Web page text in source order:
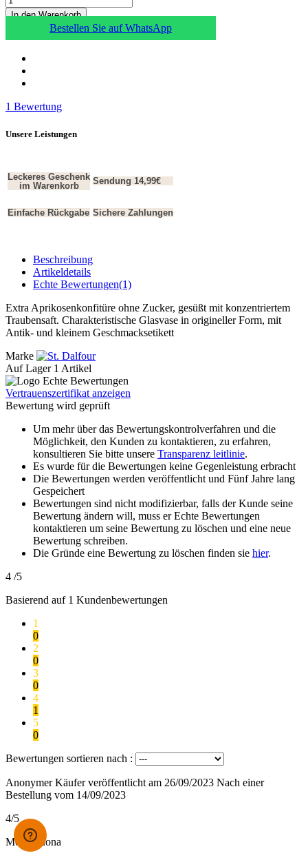
In den Warenkorb
Bestellen Sie auf WhatsApp
1 Bewertung
Unsere Leistungen
Leckeres Geschenk
im Warenkorb
Sendung 14,99€
Einfache Rückgabe Sichere Zahlungen
Beschreibung
Artikeldetails
Echte Bewertungen(1)
Extra Aprikosenkonfitüre ohne Zucker, gesüßt mit konzentriertem
Traubensaft. Charakteristische Glasvase in origineller Form, mit
Antik- und kleinem Geschmacksetikett
Marke
Auf Lager 1 Artikel
Vertrauenszertifikat anzeigen
Bewertung wird geprüft
Um mehr über das Bewertungskontrolverfahren und die
Möglichkeit, den Kunden zu kontaktieren, zu erfahren,
konsultieren Sie bitte unsere Transparenz leitlinie.
Es wurde für die Bewertungen keine Gegenleistung erbracht
Die Bewertungen werden veröffentlicht und Fünf Jahre lang
Gespeichert
Bewertungen sind nicht modifizierbar, falls der Kunde seine
Bewertung ändern will, muss er Echte Bewertungen
kontaktieren um seine Bewertung zu löschen und eine neue
Bewertung schreiben.
Die Gründe eine Bewertung zu löschen finden sie hier.
4 /5
Basierend auf 1 Kundenbewertungen
1
0
2
0
3
0
4
1
5
0
Bewertungen sortieren nach :
Anonymer Käuferveröffentlicht am 26/09/2023 Nach einer
Bestellung vom 14/09/2023
4/5
Molto buona